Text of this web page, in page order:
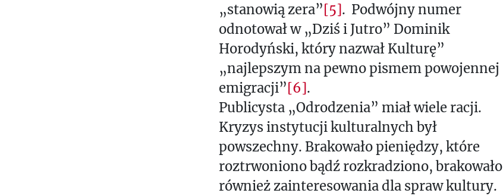
„stanowią zera”[5]. Podwójny numer
odnotował w „Dziś i Jutro” Dominik
Horodyński, który nazwał Kulturę”
„najlepszym na pewno pismem powojennej
emigracji”[6].
Publicysta „Odrodzenia” miał wiele racji.
Kryzys instytucji kulturalnych był
powszechny. Brakowało pieniędzy, które
roztrwoniono bądź rozkradziono, brakowało
również zainteresowania dla spraw kultury.